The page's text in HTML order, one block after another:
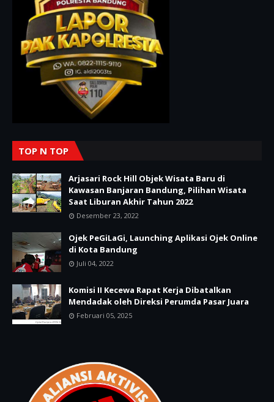
TOP N TOP
Arjasari Rock Hill Objek Wisata Baru di
Kawasan Banjaran Bandung, Pilihan Wisata
Saat Liburan Akhir Tahun 2022
Desember 23, 2022
Ojek PeGiLaGi, Launching Aplikasi Ojek Online
di Kota Bandung
Juli 04, 2022
Komisi II Kecewa Rapat Kerja Dibatalkan
Mendadak oleh Direksi Perumda Pasar Juara
Februari 05, 2025